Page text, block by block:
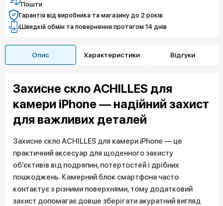
Пошти
Гарантія від виробника та магазину до 2 років
Швидкій обмін та повернення протягом 14 днів
Опис Характеристики Відгуки
Захисне скло ACHILLES для
камери iPhone — надійний захист
для важливих деталей
Захисне скло ACHILLES для камери iPhone — це
практичний аксесуар для щоденного захисту
об’єктивів від подряпин, потертостей і дрібних
пошкоджень. Камерний блок смартфона часто
контактує з різними поверхнями, тому додатковий
захист допомагає довше зберігати акуратний вигляд